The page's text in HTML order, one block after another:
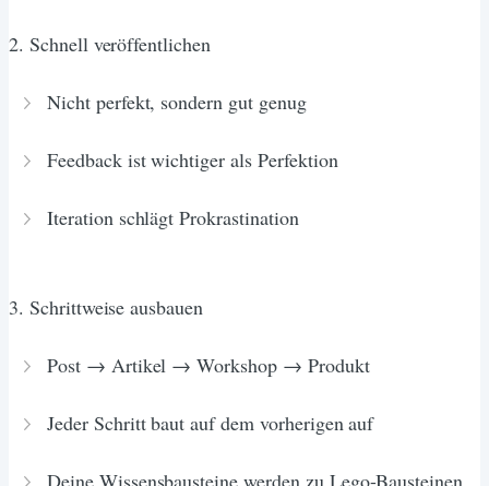
2. Schnell veröffentlichen
Nicht perfekt, sondern gut genug
Feedback ist wichtiger als Perfektion
Iteration schlägt Prokrastination
3. Schrittweise ausbauen
Post → Artikel → Workshop → Produkt
Jeder Schritt baut auf dem vorherigen auf
Deine Wissensbausteine werden zu Lego-Bausteinen